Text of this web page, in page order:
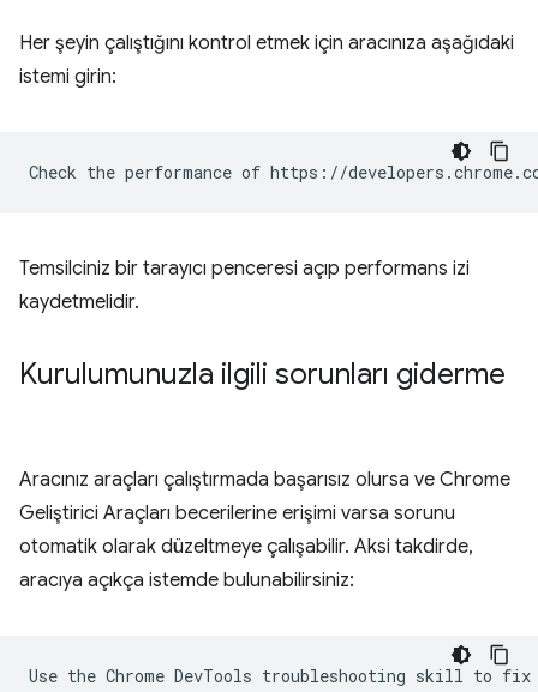
Her şeyin çalıştığını kontrol etmek için aracınıza aşağıdaki
istemi girin:
Temsilciniz bir tarayıcı penceresi açıp performans izi
kaydetmelidir.
Kurulumunuzla ilgili sorunları giderme
Aracınız araçları çalıştırmada başarısız olursa ve Chrome
Geliştirici Araçları becerilerine erişimi varsa sorunu
otomatik olarak düzeltmeye çalışabilir. Aksi takdirde,
aracıya açıkça istemde bulunabilirsiniz: